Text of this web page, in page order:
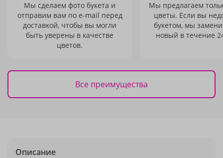
Мы сделаем фото букета и
отправим вам по e-mail перед
доставкой, чтобы вы могли
быть уверены в качестве
цветов.
Мы предлагаем
цветы. Если вы
букетом, мы
новый в течение
Все преимущества
Описание